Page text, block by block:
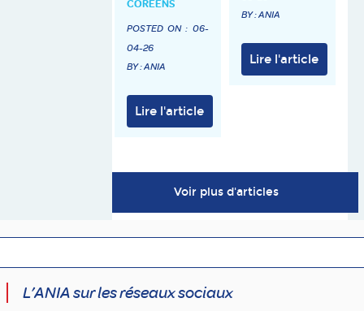
CORÉENS
POSTED ON : 06-
04-26
BY : ANIA
Lire l'article
BY : ANIA
Lire l'article
Voir plus d'articles
L’ANIA sur les réseaux sociaux